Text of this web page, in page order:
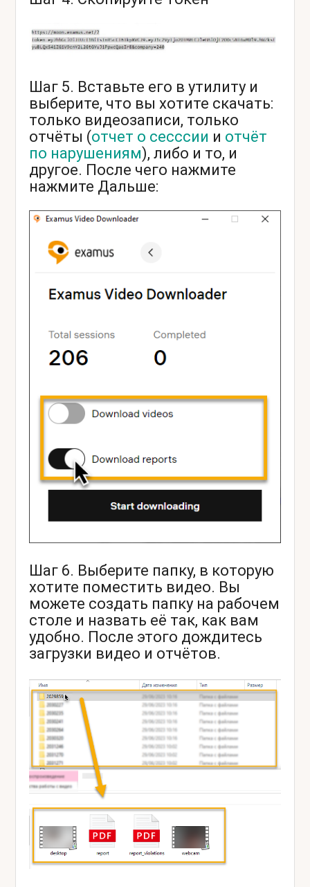
Шаг 5. Вставьте его в утилиту и
выберите, что вы хотите скачать:
только видеозаписи, только
отчёты (отчет о сесссии и отчёт
по нарушениям), либо и то, и
другое. После чего нажмите
нажмите Дальше:
Шаг 6. Выберите папку, в которую
хотите поместить видео. Вы
можете создать папку на рабочем
столе и назвать её так, как вам
удобно. После этого дождитесь
загрузки видео и отчётов.